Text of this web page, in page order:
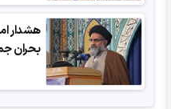
هشدار
بحران